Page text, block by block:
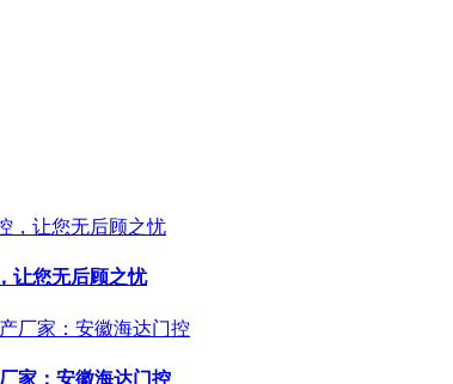
让您无后顾之忧
家：安徽海达门控